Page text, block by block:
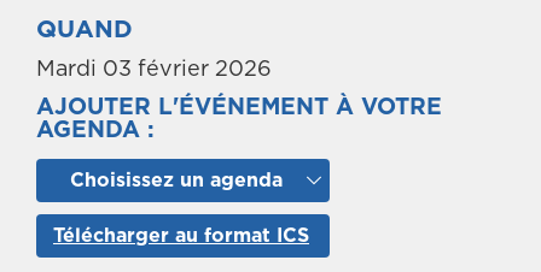
QUAND
Mardi 03 février 2026
AJOUTER L'ÉVÉNEMENT À VOTRE
AGENDA :
Choisissez un agenda
Télécharger au format ICS